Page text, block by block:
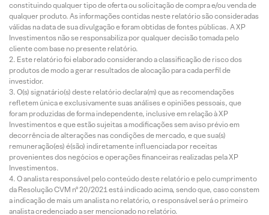
constituindo qualquer tipo de oferta ou solicitação de compra e/ou venda de
qualquer produto. As informações contidas neste relatório são consideradas
válidas na data de sua divulgação e foram obtidas de fontes públicas. A XP
Investimentos não se responsabiliza por qualquer decisão tomada pelo
cliente com base no presente relatório.
Este relatório foi elaborado considerando a classificação de risco dos
produtos de modo a gerar resultados de alocação para cada perfil de
investidor.
O(s) signatário(s) deste relatório declara(m) que as recomendações
refletem única e exclusivamente suas análises e opiniões pessoais, que
foram produzidas de forma independente, inclusive em relação à XP
Investimentos e que estão sujeitas a modificações sem aviso prévio em
decorrência de alterações nas condições de mercado, e que sua(s)
remuneração(es) é(são) indiretamente influenciada por receitas
provenientes dos negócios e operações financeiras realizadas pela XP
Investimentos.
O analista responsável pelo conteúdo deste relatório e pelo cumprimento
da Resolução CVM nº 20/2021 está indicado acima, sendo que, caso constem
a indicação de mais um analista no relatório, o responsável será o primeiro
analista credenciado a ser mencionado no relatório.